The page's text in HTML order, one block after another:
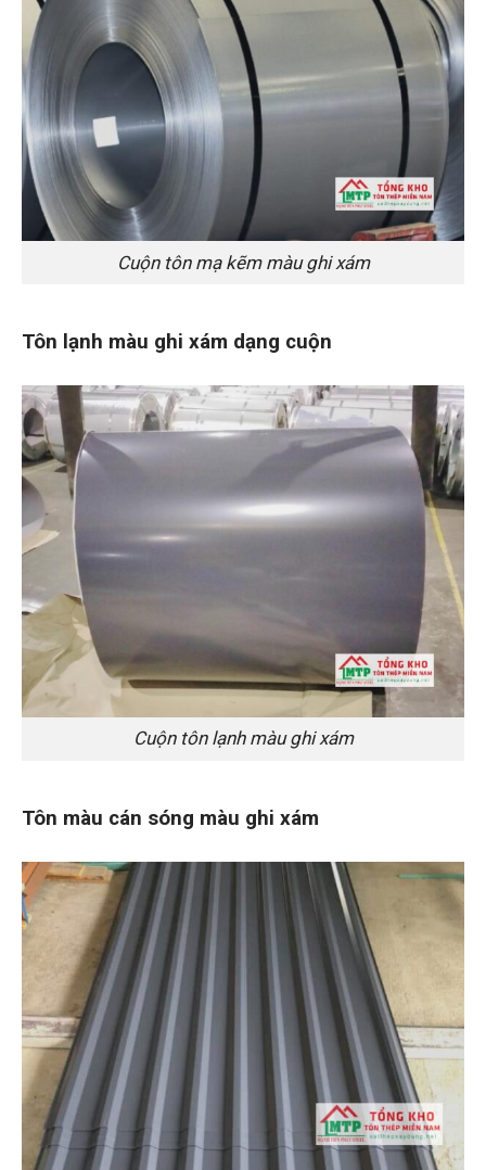
Cuộn tôn mạ kẽm màu ghi xám
Tôn lạnh màu ghi xám dạng cuộn
Cuộn tôn lạnh màu ghi xám
Tôn màu cán sóng màu ghi xám